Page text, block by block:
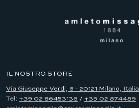
IL NOSTRO STORE
Via Giuseppe Verdi, 6 - 20121 Milano, Italia
Tel: +39 02 86453136 / +39 02 874489